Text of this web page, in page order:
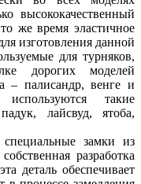
высококачественный
же время эластичное
изготовления данной
для турняков,
дорогих моделей
– палисандр, венге и
такие
лайсвуд, ятоба,
замки из
разработка
деталь обеспечивает